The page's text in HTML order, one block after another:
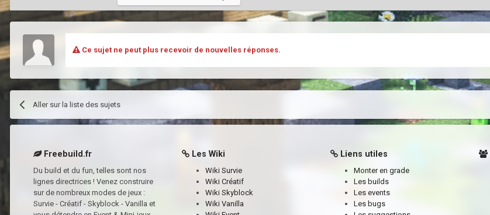
Ce sujet ne peut plus recevoir de nouvelles réponses.
Aller sur la liste des sujets
Freebuild.fr
Du build et du fun, telles sont nos
lignes directrices ! Venez construire
sur de nombreux modes de jeux :
Survie - Créatif - Skyblock - Vanilla et
Les Wiki
Wiki Survie
Wiki Créatif
Wiki Skyblock
Wiki Vanilla
Liens utiles
Monter en grade
Les builds
Les events
Les bugs